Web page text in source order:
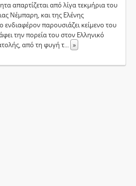
απαρτίζεται από λίγα τεκμήρια του
Νέμπαρη, και της Ελένης
ενδιαφέρον παρουσιάζει κείμενο του
την πορεία του στον Ελληνικό
από τη φυγή τ... »